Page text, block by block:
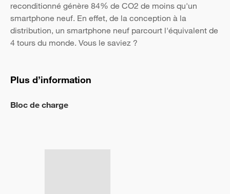
reconditionné génère 84% de CO2 de moins qu'un
smartphone neuf. En effet, de la conception à la
distribution, un smartphone neuf parcourt l'équivalent de
4 tours du monde. Vous le saviez ?
Plus d’information
Bloc de charge